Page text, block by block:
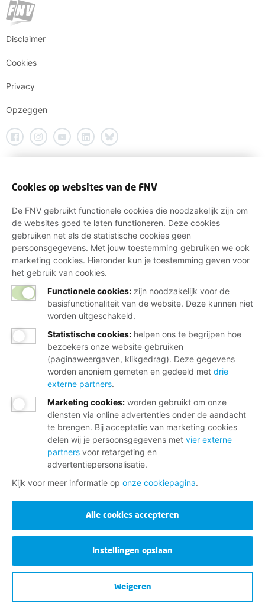
Disclaimer
Cookies
Privacy
Opzeggen
Cookies op websites van de FNV
De FNV gebruikt functionele cookies die noodzakelijk zijn om
de websites goed te laten functioneren. Deze cookies
gebruiken net als de statistische cookies geen
persoonsgegevens. Met jouw toestemming gebruiken we ook
marketing cookies. Hieronder kun je toestemming geven voor
het gebruik van cookies.
Functionele cookies: zijn noodzakelijk voor de
basisfunctionaliteit van de website. Deze kunnen niet
worden uitgeschakeld.
Statistische cookies: helpen ons te begrijpen hoe
bezoekers onze website gebruiken
(paginaweergaven, klikgedrag). Deze gegevens
worden anoniem gemeten en gedeeld met drie
externe partners.
Marketing cookies: worden gebruikt om onze
diensten via online advertenties onder de aandacht
te brengen. Bij acceptatie van marketing cookies
delen wij je persoonsgegevens met vier externe
partners voor retargeting en
advertentiepersonalisatie.
Kijk voor meer informatie op onze cookiepagina.
Alle cookies accepteren
Instellingen opslaan
Weigeren